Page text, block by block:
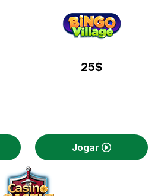
25$
Jogar